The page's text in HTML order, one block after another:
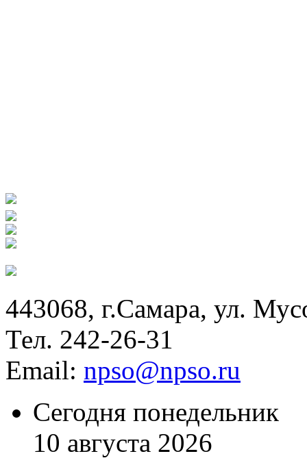
443068, г.Самара, ул.
Тел. 242-26-31
Email: npso@npso.ru
Сегодня понедельник
10 августа 2026